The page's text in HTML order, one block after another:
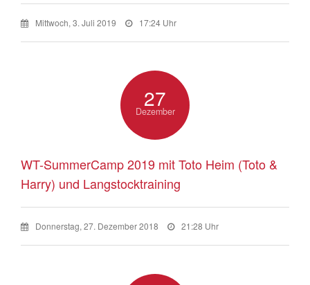
Mittwoch, 3. Juli 2019 17:24 Uhr
27
Dezember
WT-SummerCamp 2019 mit Toto Heim (Toto &
Harry) und Langstocktraining
Donnerstag, 27. Dezember 2018 21:28 Uhr